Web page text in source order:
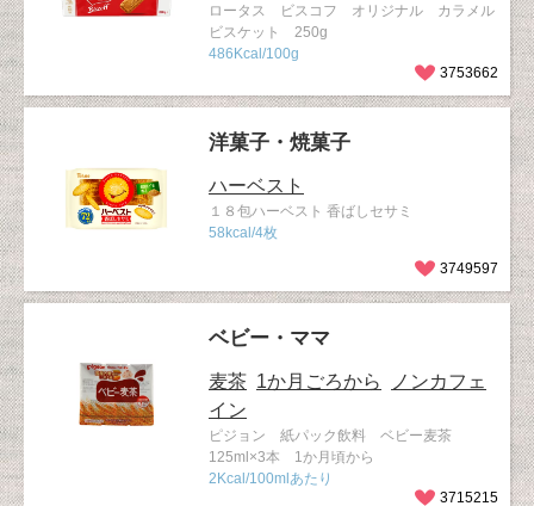
ロータス ビスコフ オリジナル カラメル
ビスケット 250g
486Kcal/100g
3753662
洋菓子・焼菓子
ハーベスト
１８包ハーベスト 香ばしセサミ
58kcal/4枚
3749597
ベビー・ママ
麦茶 1か月ごろから
ノンカフェ
イン
ピジョン 紙パック飲料 ベビー麦茶
125ml×3本 1か月頃から
2Kcal/100mlあたり
3715215